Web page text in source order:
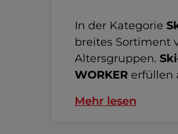
In der Kategorie
breites Sortiment
Altersgruppen.
WORKER erfüllen
Mehr lesen